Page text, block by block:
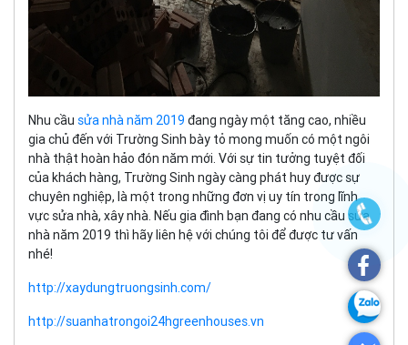
Nhu cầu sửa nhà năm 2019 đang ngày một tăng cao, nhiều
gia chủ đến với Trường Sinh bày tỏ mong muốn có một ngôi
nhà thật hoàn hảo đón năm mới. Với sự tin tưởng tuyệt đối
của khách hàng, Trường Sinh ngày càng phát huy được sự
chuyên nghiệp, là một trong những đơn vị uy tín trong lĩnh
vực sửa nhà, xây nhà. Nếu gia đình bạn đang có nhu cầu sửa
nhà năm 2019 thì hãy liên hệ với chúng tôi để được tư vấn
nhé!
http://xaydungtruongsinh.com/
http://suanhatrongoi24hgreenhouses.vn